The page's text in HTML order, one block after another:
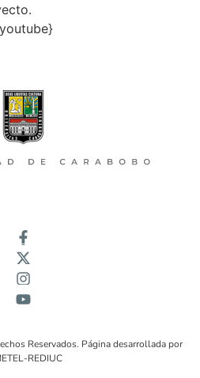
Reservados. Página desarrollada por
REDIUC